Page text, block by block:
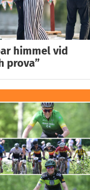
himmel vid
prova”